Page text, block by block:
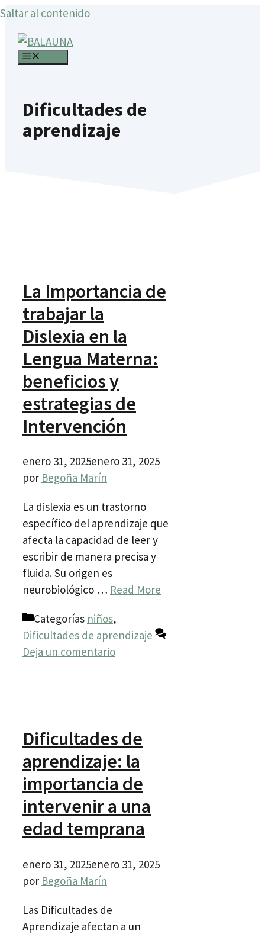
Saltar al contenido
Dificultades de
aprendizaje
La Importancia de
trabajar la
Dislexia en la
Lengua Materna:
beneficios y
estrategias de
Intervención
enero 31, 2025enero 31, 2025
por Begoña Marín
La dislexia es un trastorno
específico del aprendizaje que
afecta la capacidad de leer y
escribir de manera precisa y
fluida. Su origen es
neurobiológico … Read More
Categorías niños,
Dificultades de aprendizaje
Deja un comentario
Dificultades de
aprendizaje: la
importancia de
intervenir a una
edad temprana
enero 31, 2025enero 31, 2025
por Begoña Marín
Las Dificultades de
Aprendizaje afectan a un